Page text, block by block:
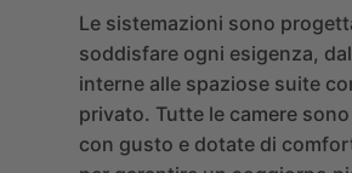
Le sistemazioni sono
soddisfare ogni esigenza,
interne alle spaziose suite
privato. Tutte le camere
con gusto e dotate di